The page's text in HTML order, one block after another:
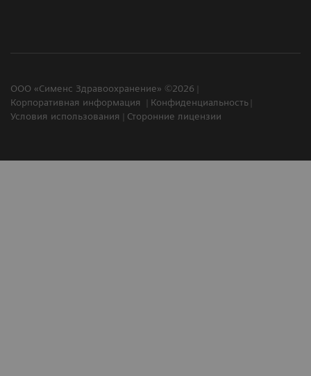
ООО «Сименс Здравоохранение» ©2026
Корпоративная информация
Конфиденциальность
Условия использования
Сторонние лицензии